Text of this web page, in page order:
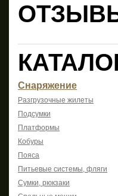
Снаряжение
Разгрузочные жилеты
Подсумки
Платформы
Кобуры
Пояса
Питьевые системы, фляги
Сумки, рюкзаки